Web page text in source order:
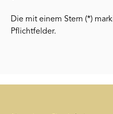
Die mit einem Stern (*)
Pflichtfelder.